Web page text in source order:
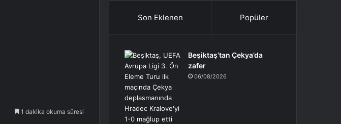
1 dakika okuma süresi
Son Eklenen Popüler
Beşiktaş’tan Çekya’da
zafer
06/08/2026